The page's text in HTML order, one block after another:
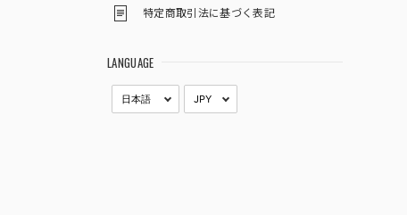
特定商取引法に基づく表記
LANGUAGE